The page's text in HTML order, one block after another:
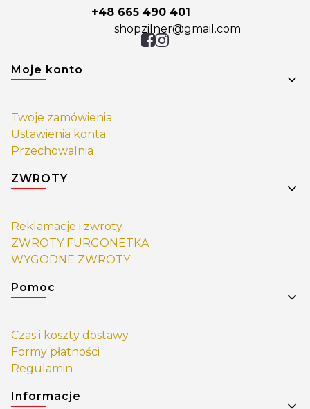
+48 665 490 401
shopzilner@gmail.com
Linki w stopce
Moje konto
Twoje zamówienia
Ustawienia konta
Przechowalnia
ZWROTY
Reklamacje i zwroty
ZWROTY FURGONETKA
WYGODNE ZWROTY
Pomoc
Czas i koszty dostawy
Formy płatności
Regulamin
Informacje